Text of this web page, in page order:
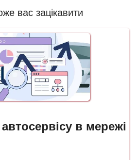
вас зацікавити
в мережі